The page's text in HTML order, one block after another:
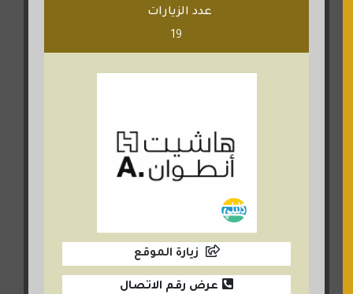
عدد الزيارات
19
زيارة الموقع
عرض رقم الاتصال